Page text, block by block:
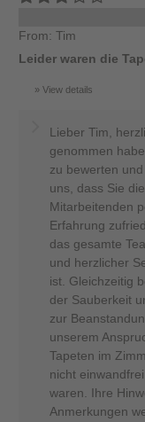
From: Tim
Leider waren die
View details
Lieber Tim,
genommen
zu bewerten
uns, dass Sie
Mitarbeitenden
Erfahrung
das gesamte
und herzlicher
ist. Gleichzeitig
der Sauberkeit
zur
unserem
Tapeten im
nicht
waren. Ihre
Anmerkungen